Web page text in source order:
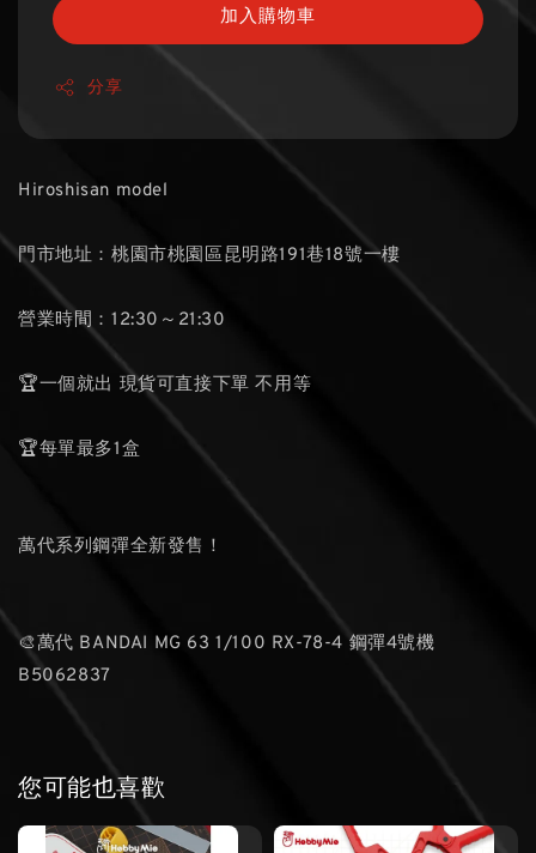
加入購物車
分享
Hiroshisan model
門市地址：桃園市桃園區昆明路191巷18號一樓
營業時間：12:30～21:30
🏆一個就出 現貨可直接下單 不用等
🏆每單最多1盒
萬代系列鋼彈全新發售！
🎨萬代 BANDAI MG 63 1/100 RX-78-4 鋼彈4號機
B5062837
您可能也喜歡